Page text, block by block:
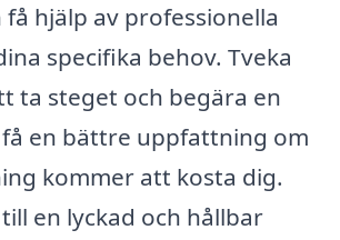
hjälp av professionella
specifika behov. Tveka
ta steget och begära en
en bättre uppfattning om
kommer att kosta dig.
en lyckad och hållbar